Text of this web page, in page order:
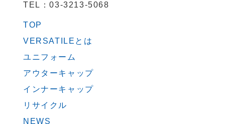
TEL：03-3213-5068
TOP
VERSATILEとは
ユニフォーム
アウターキャップ
インナーキャップ
リサイクル
NEWS